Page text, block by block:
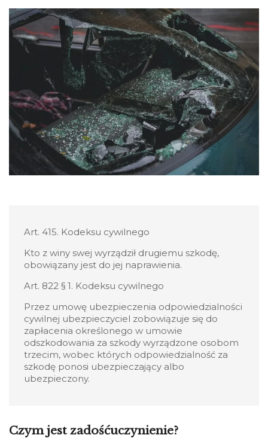
Art. 415. Kodeksu cywilnego
Kto z winy swej wyrządził drugiemu szkodę,
obowiązany jest do jej naprawienia.
Art. 822 § 1. Kodeksu cywilnego
Przez umowę ubezpieczenia odpowiedzialności
cywilnej ubezpieczyciel zobowiązuje się do
zapłacenia określonego w umowie
odszkodowania za szkody wyrządzone osobom
trzecim, wobec których odpowiedzialność za
szkodę ponosi ubezpieczający albo
ubezpieczony.
Czym jest zadośćuczynienie?